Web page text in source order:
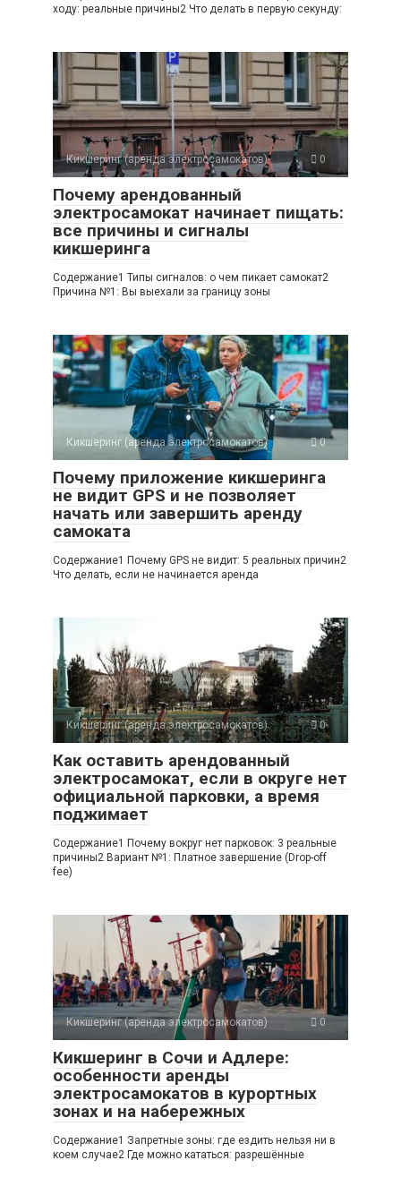
ходу: реальные причины2 Что делать в первую секунду:
Кикшеринг (аренда электросамокатов) 0
Почему арендованный
электросамокат начинает пищать:
все причины и сигналы
кикшеринга
Содержание1 Типы сигналов: о чем пикает самокат2
Причина №1: Вы выехали за границу зоны
Кикшеринг (аренда электросамокатов) 0
Почему приложение кикшеринга
не видит GPS и не позволяет
начать или завершить аренду
самоката
Содержание1 Почему GPS не видит: 5 реальных причин2
Что делать, если не начинается аренда
Кикшеринг (аренда электросамокатов) 0
Как оставить арендованный
электросамокат, если в округе нет
официальной парковки, а время
поджимает
Содержание1 Почему вокруг нет парковок: 3 реальные
причины2 Вариант №1: Платное завершение (Drop-off
fee)
Кикшеринг (аренда электросамокатов) 0
Кикшеринг в Сочи и Адлере:
особенности аренды
электросамокатов в курортных
зонах и на набережных
Содержание1 Запретные зоны: где ездить нельзя ни в
коем случае2 Где можно кататься: разрешённые